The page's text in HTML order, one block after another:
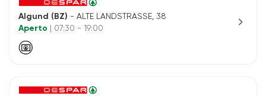
Algund (BZ) - ALTE LANDSTRASSE, 38
Aperto
| 07:30 - 19:00 chevron_right